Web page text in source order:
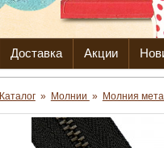
Доставка Акции
Каталог » Молнии » Молния